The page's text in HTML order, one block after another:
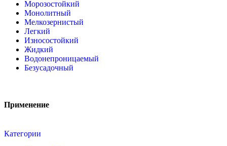
Морозостойкий
Монолитный
Мелкозернистый
Легкий
Износостойкий
Жидкий
Водонепроницаемый
Безусадочный
Применение
Категории